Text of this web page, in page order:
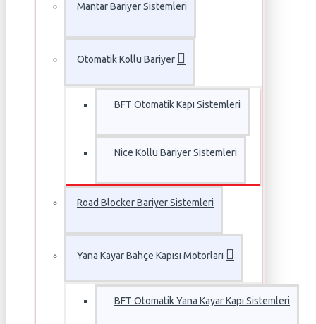
Mantar Bariyer Sistemleri
Otomatik Kollu Bariyer
BFT Otomatik Kapı Sistemleri
Nice Kollu Bariyer Sistemleri
Road Blocker Bariyer Sistemleri
Yana Kayar Bahçe Kapısı Motorları
BFT Otomatik Yana Kayar Kapı Sistemleri